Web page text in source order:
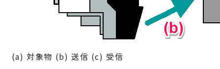
(a) 対象物 (b) 送信 (c) 受信